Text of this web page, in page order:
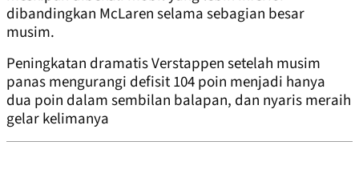
dibandingkan McLaren selama sebagian besar
musim.
Peningkatan dramatis Verstappen setelah musim
panas mengurangi defisit 104 poin menjadi hanya
dua poin dalam sembilan balapan, dan nyaris meraih
gelar kelimanya